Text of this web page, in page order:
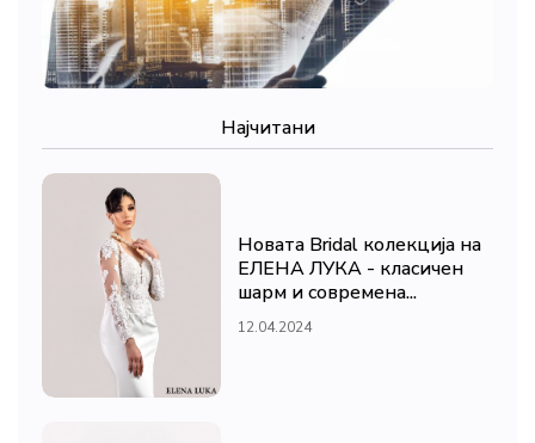
Најчитани
Новата Bridal колекција на
ЕЛЕНА ЛУКА - класичен
шарм и современа...
12.04.2024